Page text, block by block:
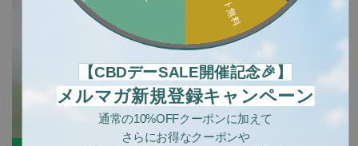
【CBDデーSALE開催記念🎉】
メルマガ新規登録キャンペーン
通常の10%OFFクーポンに加えて
さらにお得なクーポンや